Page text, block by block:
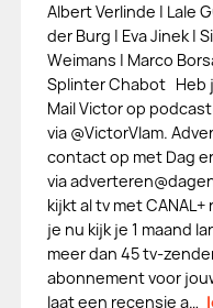
Albert Verlinde | Lale
der Burg | Eva Jinek |
Weimans | Marco
Splinter Chabot Heb
Mail Victor op
via @VictorVlam.
contact op met Dag
via
kijkt al tv met
je nu kijk je 1 maand
meer dan 45 tv-
abonnement voor
laat een recensie a…